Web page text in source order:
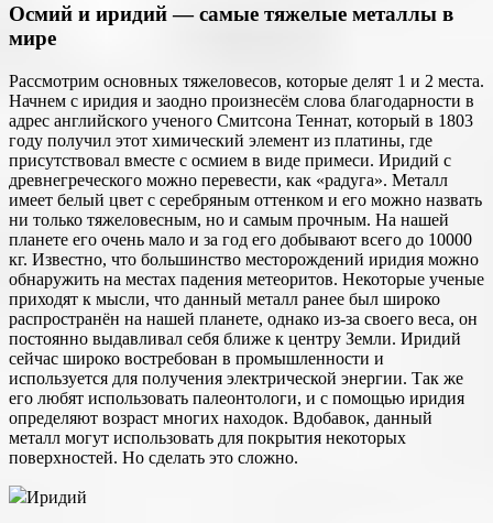
Осмий и иридий — самые тяжелые металлы в
мире
Рассмотрим основных тяжеловесов, которые делят 1 и 2 места.
Начнем с иридия и заодно произнесём слова благодарности в
адрес английского ученого Смитсона Теннат, который в 1803
году получил этот химический элемент из платины, где
присутствовал вместе с осмием в виде примеси. Иридий с
древнегреческого можно перевести, как «радуга». Металл
имеет белый цвет с серебряным оттенком и его можно назвать
ни только тяжеловесным, но и самым прочным. На нашей
планете его очень мало и за год его добывают всего до 10000
кг. Известно, что большинство месторождений иридия можно
обнаружить на местах падения метеоритов. Некоторые ученые
приходят к мысли, что данный металл ранее был широко
распространён на нашей планете, однако из-за своего веса, он
постоянно выдавливал себя ближе к центру Земли. Иридий
сейчас широко востребован в промышленности и
используется для получения электрической энергии. Так же
его любят использовать палеонтологи, и с помощью иридия
определяют возраст многих находок. Вдобавок, данный
металл могут использовать для покрытия некоторых
поверхностей. Но сделать это сложно.
Иридий